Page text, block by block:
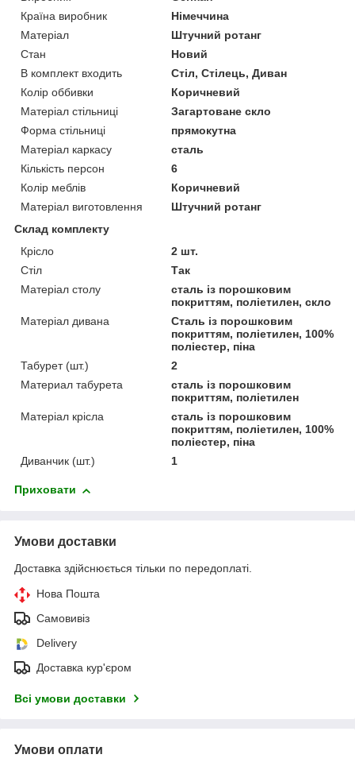
Країна виробник
Німеччина
Матеріал
Штучний ротанг
Стан
Новий
В комплект входить
Стіл, Стілець, Диван
Колір оббивки
Коричневий
Матеріал стільниці
Загартоване скло
Форма стільниці
прямокутна
Матеріал каркасу
сталь
Кількість персон
6
Колір меблів
Коричневий
Матеріал виготовлення
Штучний ротанг
Склад комплекту
Крісло
2 шт.
Стіл
Так
Матеріал столу
сталь із порошковим
покриттям, поліетилен, скло
Матеріал дивана
Сталь із порошковим
покриттям, поліетилен, 100%
поліестер, піна
Табурет (шт.)
2
Материал табурета
сталь із порошковим
покриттям, поліетилен
Матеріал крісла
сталь із порошковим
покриттям, поліетилен, 100%
поліестер, піна
Диванчик (шт.)
1
Приховати
Умови доставки
Доставка здійснюється тільки по передоплаті.
Нова Пошта
Самовивіз
Delivery
Доставка кур'єром
Всі умови доставки
Умови оплати